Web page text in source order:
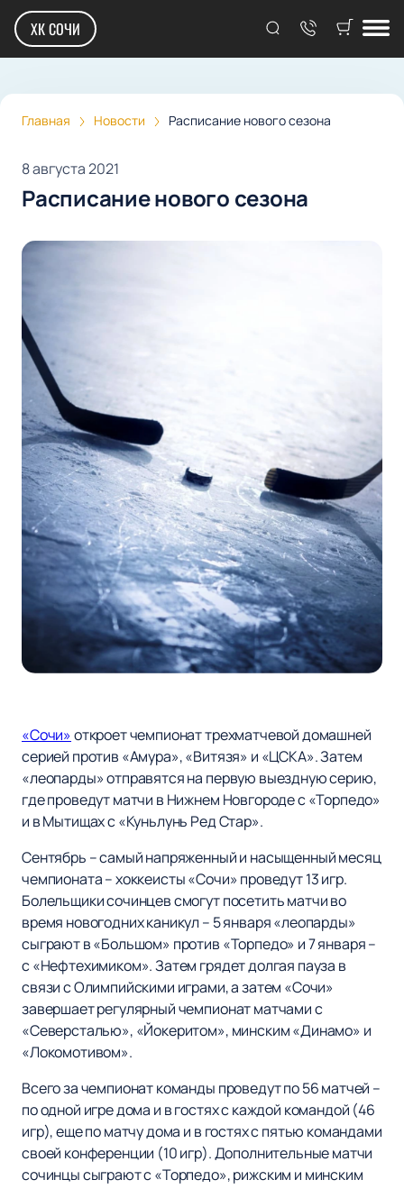
ХК СОЧИ
Главная Новости Расписание нового сезона
8 августа 2021
Расписание нового сезона
«Сочи»откроет чемпионат трехматчевой домашней
серией против «Амура», «Витязя» и «ЦСКА». Затем
«леопарды» отправятся на первую выездную серию,
где проведут матчи в Нижнем Новгороде с «Торпедо»
и в Мытищах с «Куньлунь Ред Стар».
Сентябрь – самый напряженный и насыщенный месяц
чемпионата – хоккеисты «Сочи» проведут 13 игр.
Болельщики сочинцев смогут посетить матчи во
время новогодних каникул – 5 января «леопарды»
сыграют в «Большом» против «Торпедо» и 7 января –
с «Нефтехимиком». Затем грядет долгая пауза в
связи с Олимпийскими играми, а затем «Сочи»
завершает регулярный чемпионат матчами с
«Северсталью», «Йокеритом», минским «Динамо» и
«Локомотивом».
Всего за чемпионат команды проведут по 56 матчей –
по одной игре дома и в гостях с каждой командой (46
игр), еще по матчу дома и в гостях с пятью командами
своей конференции (10 игр). Дополнительные матчи
сочинцы сыграют с «Торпедо», рижским и минским